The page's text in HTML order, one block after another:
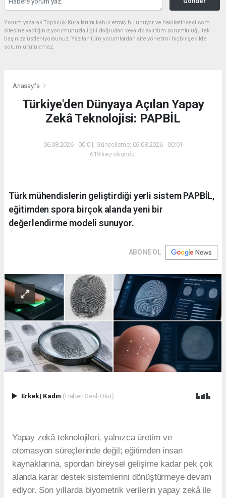
Yorum yazarak Topluluk Kuralları’nı kabul etmiş bulunuyor ve hakikatinsesi.com
sitesine yaptığınız yorumunuzla ilgili doğrudan veya dolaylı tüm sorumluluğu tek
başınıza üstleniyorsunuz. Yazılan tüm yorumlardan site yönetimi hiçbir şekilde
sorumlu tutulamaz.
Anasayfa
Türkiye'den Dünyaya Açılan Yapay
Zekâ Teknolojisi: PAPBİL
06.08.2026 - 00:01, Güncelleme: 06.08.2026 - 00:01
619 kez okundu.
Türk mühendislerin geliştirdiği yerli sistem PAPBİL,
eğitimden spora birçok alanda yeni bir
değerlendirme modeli sunuyor.
ABONE OL
Erkek| Kadın (Haberi Sesli Oku)
Yapay zekâ teknolojileri, yalnızca üretim ve
otomasyon süreçlerinde değil; eğitimden insan
kaynaklarına, spordan bireysel gelişime kadar pek çok
alanda karar destek sistemlerini dönüştürmeye devam
ediyor. Son yıllarda biyometrik verilerin yapay zekâ ile